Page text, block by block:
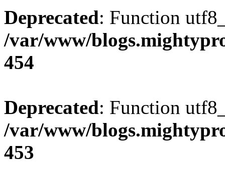
Deprecated: Function
/var/www/
454
Deprecated: Function
/var/www/
453